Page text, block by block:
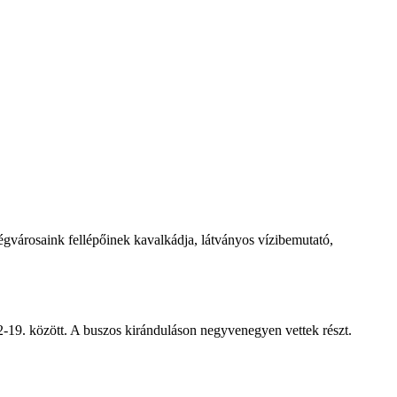
fellépőinek kavalkádja, látványos vízibemutató,
között. A buszos kiránduláson negyvenegyen vettek részt.